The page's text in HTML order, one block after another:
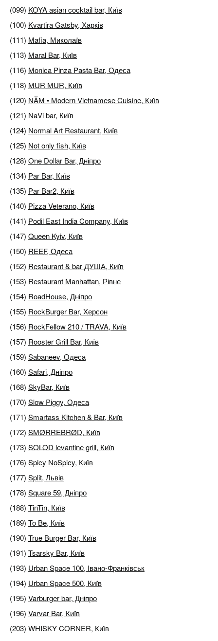
(099) KOYA asian cocktail bar, Київ
(100) Kvartira Gatsby, Харків
(111) Mafia, Миколаїв
(113) Maral Bar, Київ
(116) Monica Pinza Pasta Bar, Одеса
(118) MUR MUR, Київ
(120) NĂM • Modern Vietnamese Cuisine, Київ
(121) NaVi bar, Київ
(124) Normal Art Restaurant, Київ
(125) Not only fish, Київ
(128) One Dollar Bar, Дніпро
(134) Par Bar, Київ
(135) Par Bar2, Київ
(140) Pizza Veterano, Київ
(141) Podil East India Company, Київ
(147) Queen Kyiv, Київ
(150) REEF, Одеса
(152) Restaurant & bar ДУША, Київ
(153) Restaurant Manhattan, Рівне
(154) RoadHouse, Дніпро
(155) RockBurger Bar, Херсон
(156) RockFellow 210 / TRAVA, Київ
(157) Rooster Grill Bar, Київ
(159) Sabaneev, Одеса
(160) Safari, Дніпро
(168) SkyBar, Київ
(170) Slow Piggy, Одеса
(171) Smartass Kitchen & Bar, Київ
(172) SMØRREBRØD, Київ
(173) SOLOD levantine grill, Київ
(176) Spicy NoSpicy, Київ
(177) Split, Львів
(178) Square 59, Дніпро
(188) TinTin, Київ
(189) To Be, Київ
(190) True Burger Bar, Київ
(191) Tsarsky Bar, Київ
(193) Urban Space 100, Івано-Франківськ
(194) Urban Space 500, Київ
(195) Varburger bar, Дніпро
(196) Varvar Bar, Київ
(203) WHISKY CORNER, Київ